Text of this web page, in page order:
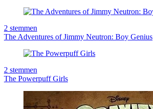
2 stemmen
The Adventures of Jimmy Neutron: Boy Genius
2 stemmen
The Powerpuff Girls